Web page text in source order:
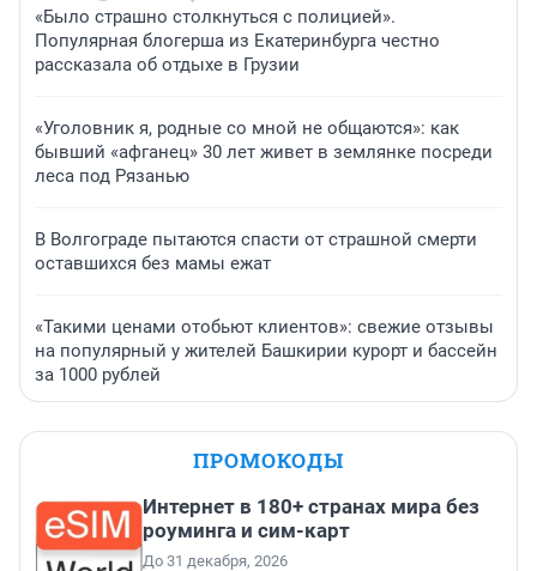
«Было страшно столкнуться с полицией».
Популярная блогерша из Екатеринбурга честно
рассказала об отдыхе в Грузии
«Уголовник я, родные со мной не общаются»: как
бывший «афганец» 30 лет живет в землянке посреди
леса под Рязанью
В Волгограде пытаются спасти от страшной смерти
оставшихся без мамы ежат
«Такими ценами отобьют клиентов»: свежие отзывы
на популярный у жителей Башкирии курорт и бассейн
за 1000 рублей
ПРОМОКОДЫ
Интернет в 180+ странах мира без
роуминга и сим-карт
До 31 декабря, 2026